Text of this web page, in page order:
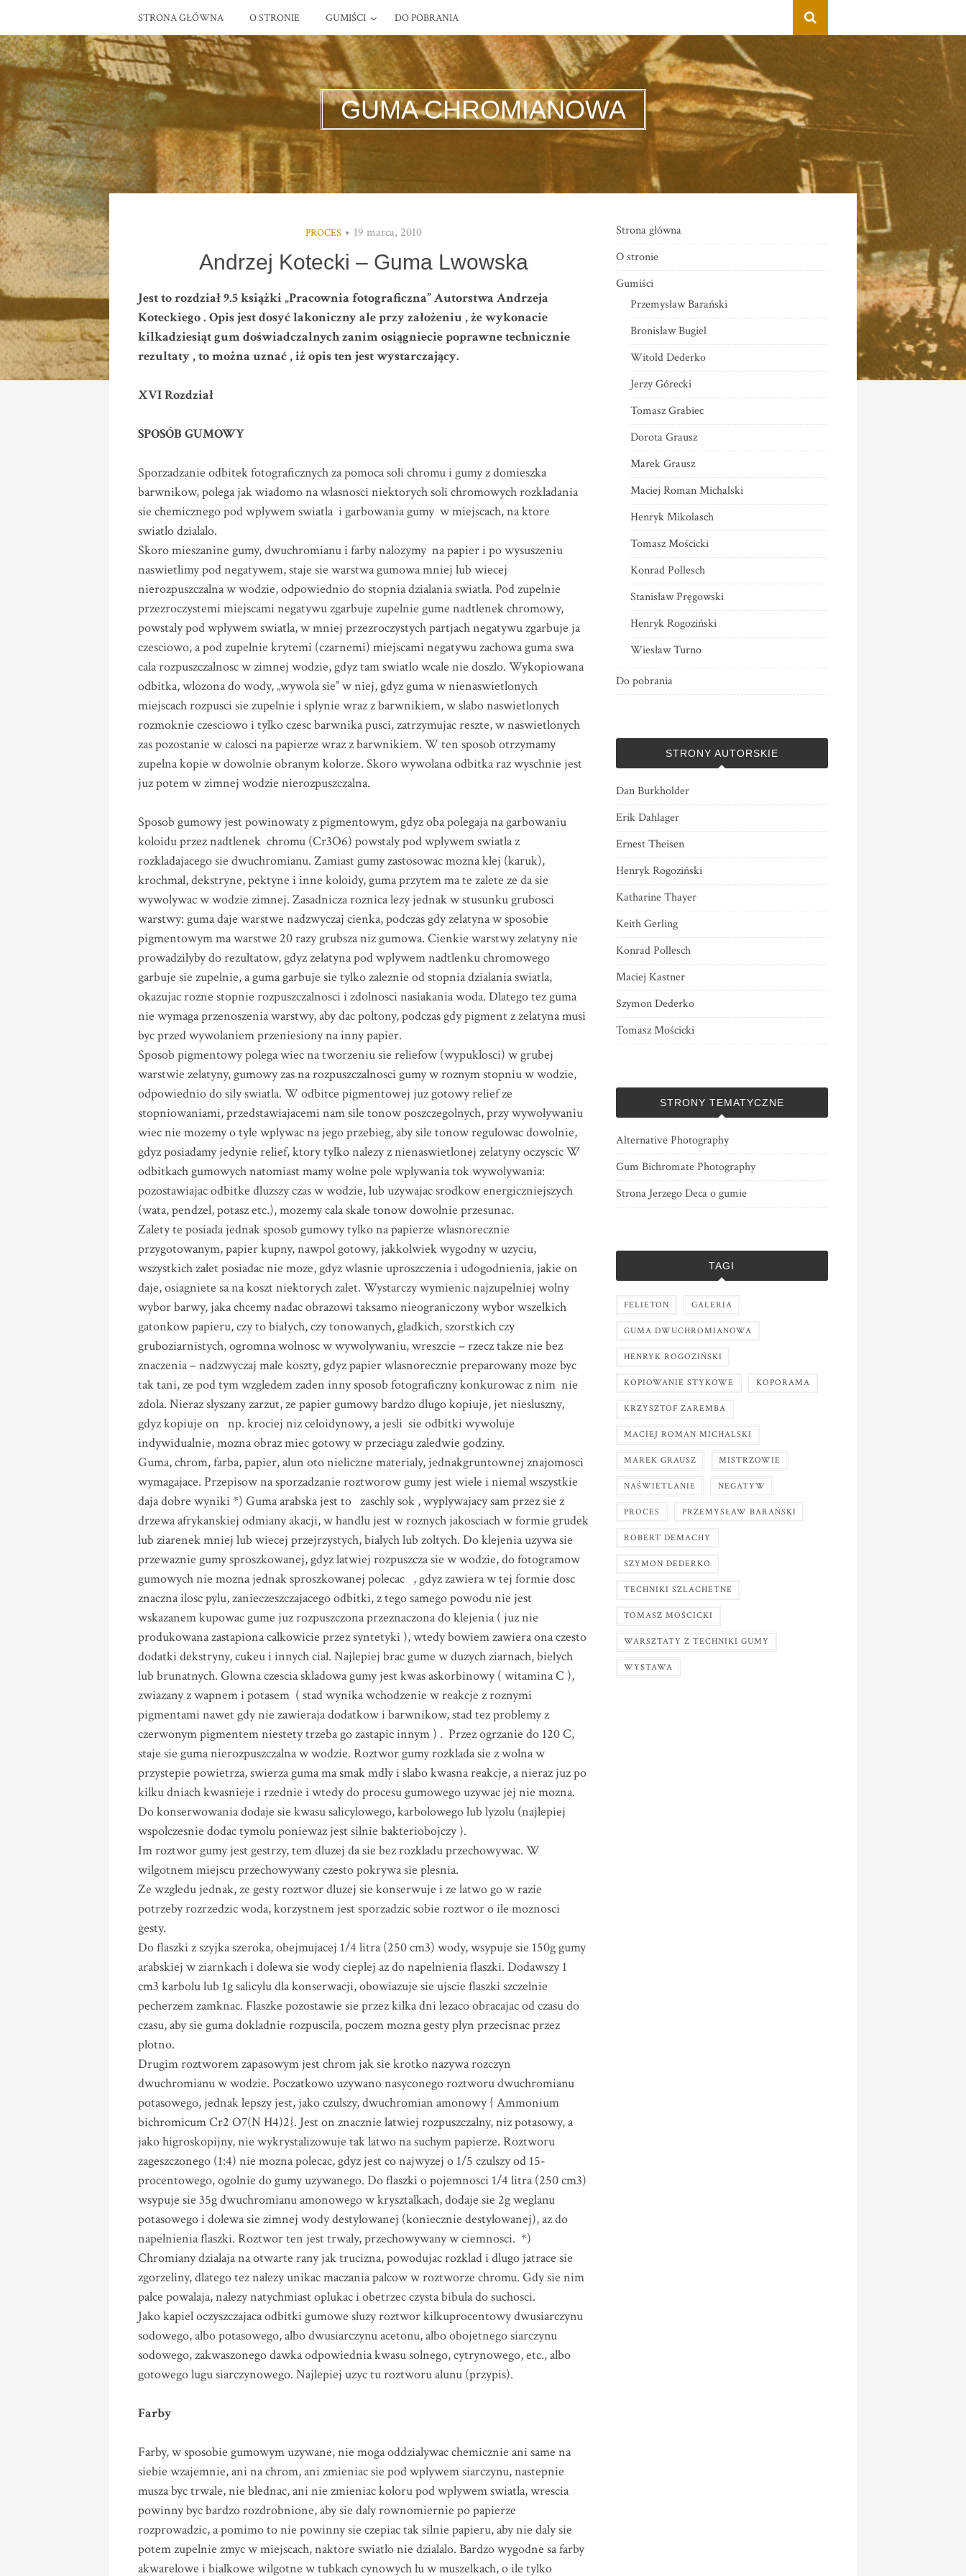
STRONA GŁÓWNA O STRONIE GUMIŚCI DO POBRANIA
GUMA CHROMIANOWA
PROCES 19 marca, 2010
Andrzej Kotecki – Guma Lwowska
Jest to rozdział 9.5 książki „Pracownia fotograficzna” Autorstwa Andrzeja
Koteckiego . Opis jest dosyć lakoniczny ale przy założeniu , że wykonacie
kilkadziesiąt gum doświadczalnych zanim osiągniecie poprawne technicznie
rezultaty , to można uznać , iż opis ten jest wystarczający.
XVI Rozdział
SPOSÓB GUMOWY
Sporzadzanie odbitek fotograficznych za pomoca soli chromu i gumy z domieszka
barwnikow, polega jak wiadomo na wlasnosci niektorych soli chromowych rozkladania
sie chemicznego pod wplywem swiatla i garbowania gumy w miejscach, na ktore
swiatlo dzialalo.
Skoro mieszanine gumy, dwuchromianu i farby nalozymy na papier i po wysuszeniu
naswietlimy pod negatywem, staje sie warstwa gumowa mniej lub wiecej
nierozpuszczalna w wodzie, odpowiednio do stopnia dzialania swiatla. Pod zupelnie
przezroczystemi miejscami negatywu zgarbuje zupelnie gume nadtlenek chromowy,
powstaly pod wplywem swiatla, w mniej przezroczystych partjach negatywu zgarbuje ja
czesciowo, a pod zupelnie krytemi (czarnemi) miejscami negatywu zachowa guma swa
cala rozpuszczalnosc w zimnej wodzie, gdyz tam swiatlo wcale nie doszlo. Wykopiowana
odbitka, wlozona do wody, „wywola sie” w niej, gdyz guma w nienaswietlonych
miejscach rozpusci sie zupelnie i splynie wraz z barwnikiem, w slabo naswietlonych
rozmoknie czesciowo i tylko czesc barwnika pusci, zatrzymujac reszte, w naswietlonych
zas pozostanie w calosci na papierze wraz z barwnikiem. W ten sposob otrzymamy
zupelna kopie w dowolnie obranym kolorze. Skoro wywolana odbitka raz wyschnie jest
juz potem w zimnej wodzie nierozpuszczalna.
Sposob gumowy jest powinowaty z pigmentowym, gdyz oba polegaja na garbowaniu
koloidu przez nadtlenek chromu (Cr3O6) powstaly pod wplywem swiatla z
rozkladajacego sie dwuchromianu. Zamiast gumy zastosowac mozna klej (karuk),
krochmal, dekstryne, pektyne i inne koloidy, guma przytem ma te zalete ze da sie
wywolywac w wodzie zimnej. Zasadnicza roznica lezy jednak w stusunku grubosci
warstwy: guma daje warstwe nadzwyczaj cienka, podczas gdy zelatyna w sposobie
pigmentowym ma warstwe 20 razy grubsza niz gumowa. Cienkie warstwy zelatyny nie
prowadzilyby do rezultatow, gdyz zelatyna pod wplywem nadtlenku chromowego
garbuje sie zupelnie, a guma garbuje sie tylko zaleznie od stopnia dzialania swiatla,
okazujac rozne stopnie rozpuszczalnosci i zdolnosci nasiakania woda. Dlatego tez guma
nie wymaga przenoszenia warstwy, aby dac poltony, podczas gdy pigment z zelatyna musi
byc przed wywolaniem przeniesiony na inny papier.
Sposob pigmentowy polega wiec na tworzeniu sie reliefow (wypuklosci) w grubej
warstwie zelatyny, gumowy zas na rozpuszczalnosci gumy w roznym stopniu w wodzie,
odpowiednio do sily swiatla. W odbitce pigmentowej juz gotowy relief ze
stopniowaniami, przedstawiajacemi nam sile tonow poszczegolnych, przy wywolywaniu
wiec nie mozemy o tyle wplywac na jego przebieg, aby sile tonow regulowac dowolnie,
gdyz posiadamy jedynie relief, ktory tylko nalezy z nienaswietlonej zelatyny oczyscic W
odbitkach gumowych natomiast mamy wolne pole wplywania tok wywolywania:
pozostawiajac odbitke dluzszy czas w wodzie, lub uzywajac srodkow energiczniejszych
(wata, pendzel, potasz etc.), mozemy cala skale tonow dowolnie przesunac.
Zalety te posiada jednak sposob gumowy tylko na papierze wlasnorecznie
przygotowanym, papier kupny, nawpol gotowy, jakkolwiek wygodny w uzyciu,
wszystkich zalet posiadac nie moze, gdyz wlasnie uproszczenia i udogodnienia, jakie on
daje, osiagniete sa na koszt niektorych zalet. Wystarczy wymienic najzupelniej wolny
wybor barwy, jaka chcemy nadac obrazowi taksamo nieograniczony wybor wszelkich
gatonkow papieru, czy to białych, czy tonowanych, gladkich, szorstkich czy
gruboziarnistych, ogromna wolnosc w wywolywaniu, wreszcie – rzecz takze nie bez
znaczenia – nadzwyczaj male koszty, gdyz papier wlasnorecznie preparowany moze byc
tak tani, ze pod tym wzgledem zaden inny sposob fotograficzny konkurowac z nim nie
zdola. Nieraz slyszany zarzut, ze papier gumowy bardzo dlugo kopiuje, jet niesluszny,
gdyz kopiuje on np. krociej niz celoidynowy, a jesli sie odbitki wywoluje
indywidualnie, mozna obraz miec gotowy w przeciagu zaledwie godziny.
Guma, chrom, farba, papier, alun oto nieliczne materialy, jednakgruntownej znajomosci
wymagajace. Przepisow na sporzadzanie roztworow gumy jest wiele i niemal wszystkie
daja dobre wyniki *) Guma arabska jest to zaschly sok , wyplywajacy sam przez sie z
drzewa afrykanskiej odmiany akacji, w handlu jest w roznych jakosciach w formie grudek
lub ziarenek mniej lub wiecej przejrzystych, bialych lub zoltych. Do klejenia uzywa sie
przewaznie gumy sproszkowanej, gdyz latwiej rozpuszcza sie w wodzie, do fotogramow
gumowych nie mozna jednak sproszkowanej polecac , gdyz zawiera w tej formie dosc
znaczna ilosc pylu, zanieczeszczajacego odbitki, z tego samego powodu nie jest
wskazanem kupowac gume juz rozpuszczona przeznaczona do klejenia ( juz nie
produkowana zastapiona calkowicie przez syntetyki ), wtedy bowiem zawiera ona czesto
dodatki dekstryny, cukeu i innych cial. Najlepiej brac gume w duzych ziarnach, bielych
lub brunatnych. Glowna czescia skladowa gumy jest kwas askorbinowy ( witamina C ),
zwiazany z wapnem i potasem ( stad wynika wchodzenie w reakcje z roznymi
pigmentami nawet gdy nie zawieraja dodatkow i barwnikow, stad tez problemy z
czerwonym pigmentem niestety trzeba go zastapic innym ) . Przez ogrzanie do 120 C,
staje sie guma nierozpuszczalna w wodzie. Roztwor gumy rozklada sie z wolna w
przystepie powietrza, swierza guma ma smak mdly i slabo kwasna reakcje, a nieraz juz po
kilku dniach kwasnieje i rzednie i wtedy do procesu gumowego uzywac jej nie mozna.
Do konserwowania dodaje sie kwasu salicylowego, karbolowego lub lyzolu (najlepiej
wspolczesnie dodac tymolu poniewaz jest silnie bakteriobojczy ).
Im roztwor gumy jest gestrzy, tem dluzej da sie bez rozkladu przechowywac. W
wilgotnem miejscu przechowywany czesto pokrywa sie plesnia.
Ze wzgledu jednak, ze gesty roztwor dluzej sie konserwuje i ze latwo go w razie
potrzeby rozrzedzic woda, korzystnem jest sporzadzic sobie roztwor o ile moznosci
gesty.
Do flaszki z szyjka szeroka, obejmujacej 1/4 litra (250 cm3) wody, wsypuje sie 150g gumy
arabskiej w ziarnkach i dolewa sie wody cieplej az do napelnienia flaszki. Dodawszy 1
cm3 karbolu lub 1g salicylu dla konserwacji, obowiazuje sie ujscie flaszki szczelnie
pecherzem zamknac. Flaszke pozostawie sie przez kilka dni lezaco obracajac od czasu do
czasu, aby sie guma dokladnie rozpuscila, poczem mozna gesty plyn przecisnac przez
plotno.
Drugim roztworem zapasowym jest chrom jak sie krotko nazywa rozczyn
dwuchromianu w wodzie. Poczatkowo uzywano nasyconego roztworu dwuchromianu
potasowego, jednak lepszy jest, jako czulszy, dwuchromian amonowy { Ammonium
bichromicum Cr2 O7(N H4)2}. Jest on znacznie latwiej rozpuszczalny, niz potasowy, a
jako higroskopijny, nie wykrystalizowuje tak latwo na suchym papierze. Roztworu
zageszczonego (1:4) nie mozna polecac, gdyz jest co najwyzej o 1/5 czulszy od 15-
procentowego, ogolnie do gumy uzywanego. Do flaszki o pojemnosci 1/4 litra (250 cm3)
wsypuje sie 35g dwuchromianu amonowego w krysztalkach, dodaje sie 2g weglanu
potasowego i dolewa sie zimnej wody destylowanej (koniecznie destylowanej), az do
napelnienia flaszki. Roztwor ten jest trwaly, przechowywany w ciemnosci. *)
Chromiany dzialaja na otwarte rany jak trucizna, powodujac rozklad i dlugo jatrace sie
zgorzeliny, dlatego tez nalezy unikac maczania palcow w roztworze chromu. Gdy sie nim
palce powalaja, nalezy natychmiast oplukac i obetrzec czysta bibula do suchosci.
Jako kapiel oczyszczajaca odbitki gumowe sluzy roztwor kilkuprocentowy dwusiarczynu
sodowego, albo potasowego, albo dwusiarczynu acetonu, albo obojetnego siarczynu
sodowego, zakwaszonego dawka odpowiednia kwasu solnego, cytrynowego, etc., albo
gotowego lugu siarczynowego. Najlepiej uzyc tu roztworu alunu (przypis).
Farby
Farby, w sposobie gumowym uzywane, nie moga oddzialywac chemicznie ani same na
siebie wzajemnie, ani na chrom, ani zmieniac sie pod wplywem siarczynu, nastepnie
musza byc trwale, nie blednac, ani nie zmieniac koloru pod wplywem swiatla, wrescia
powinny byc bardzo rozdrobnione, aby sie daly rownomiernie po papierze
rozprowadzic, a pomimo to nie powinny sie czepiac tak silnie papieru, aby nie daly sie
potem zupelnie zmyc w miejscach, naktore swiatlo nie dzialalo. Bardzo wygodne sa farby
akwarelowe i bialkowe wilgotne w tubkach cynowych lu w muszelkach, o ile tylko
Strona główna
O stronie
Gumiści
Przemysław Barański
Bronisław Bugiel
Witold Dederko
Jerzy Górecki
Tomasz Grabiec
Dorota Grausz
Marek Grausz
Maciej Roman Michalski
Henryk Mikolasch
Tomasz Mościcki
Konrad Pollesch
Stanisław Pręgowski
Henryk Rogoziński
Wiesław Turno
Do pobrania
STRONY AUTORSKIE
Dan Burkholder
Erik Dahlager
Ernest Theisen
Henryk Rogoziński
Katharine Thayer
Keith Gerling
Konrad Pollesch
Maciej Kastner
Szymon Dederko
Tomasz Mościcki
STRONY TEMATYCZNE
Alternative Photography
Gum Bichromate Photography
Strona Jerzego Deca o gumie
TAGI
FELIETON GALERIA
GUMA DWUCHROMIANOWA
HENRYK ROGOZIŃSKI
KOPIOWANIE STYKOWE KOPORAMA
KRZYSZTOF ZAREMBA
MACIEJ ROMAN MICHALSKI
MAREK GRAUSZ MISTRZOWIE
NAŚWIETLANIE NEGATYW
PROCES PRZEMYSŁAW BARAŃSKI
ROBERT DEMACHY
SZYMON DEDERKO
TECHNIKI SZLACHETNE
TOMASZ MOŚCICKI
WARSZTATY Z TECHNIKI GUMY
WYSTAWA